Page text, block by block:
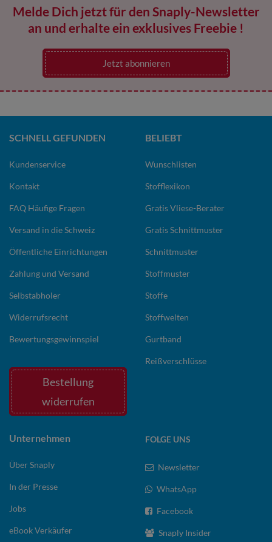
Melde Dich jetzt für den Snaply-Newsletter
an und erhalte ein exklusives Freebie !
Jetzt abonnieren
SCHNELL GEFUNDEN
Kundenservice
Kontakt
FAQ Häufige Fragen
Versand in die Schweiz
Öffentliche Einrichtungen
Zahlung und Versand
Selbstabholer
Widerrufsrecht
Bewertungsgewinnspiel
Bestellung
widerrufen
BELIEBT
Wunschlisten
Stofflexikon
Gratis Vliese-Berater
Gratis Schnittmuster
Schnittmuster
Stoffmuster
Stoffe
Stoffwelten
Gurtband
Reißverschlüsse
Unternehmen
Über Snaply
In der Presse
Jobs
eBook Verkäufer
FOLGE UNS
Newsletter
WhatsApp
Facebook
Snaply Insider